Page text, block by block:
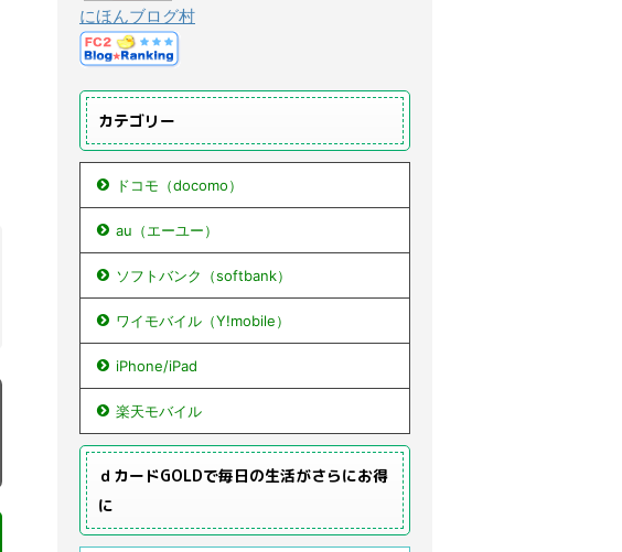
にほんブログ村
カテゴリー
ドコモ（docomo）
au（エーユー）
ソフトバンク（softbank）
ワイモバイル（Y!mobile）
iPhone/iPad
楽天モバイル
ｄカードGOLDで毎日の生活がさらにお得
に